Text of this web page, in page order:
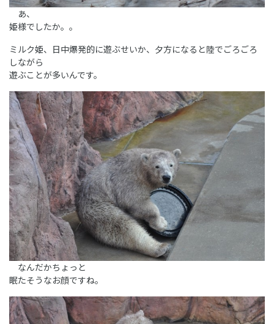
あ、
姫様でしたか。。
ミルク姫、日中爆発的に遊ぶせいか、夕方になると陸でごろごろ
しながら
遊ぶことが多いんです。
なんだかちょっと
眠たそうなお顔ですね。